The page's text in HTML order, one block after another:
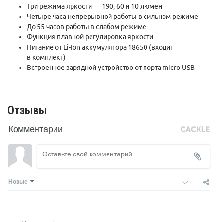
Три режима яркости — 190, 60 и 10 люмен
Четыре часа непрерывной работы в сильном режиме
До 55 часов работы в слабом режиме
Функция плавной регулировка яркости
Питание от Li-Ion аккумулятора 18650 (входит
в комплект)
Встроенное зарядной устройство от порта micro-USB
Отзывы
Комментарии
Новые